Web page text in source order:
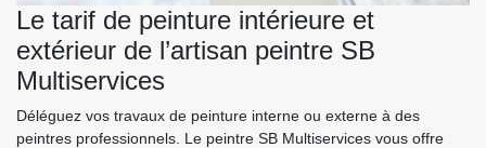
Le tarif de peinture intérieure et
extérieur de l’artisan peintre SB
Multiservices
Déléguez vos travaux de peinture interne ou externe à des
peintres professionnels. Le peintre SB Multiservices vous offre